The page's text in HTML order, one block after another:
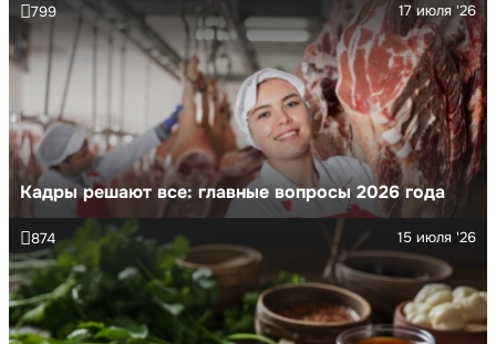
Кадры решают все: главные вопросы 2026 года
17 июля '26
799
15 июля '26
874